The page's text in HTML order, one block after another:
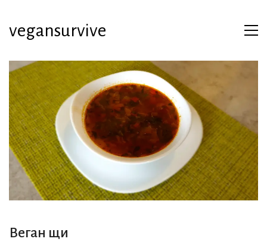
vegansurvive
Веган щи